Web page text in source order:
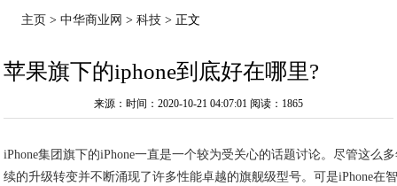
主页 >中华商业网 >科技 > 正文
苹果旗下的iphone到底好在哪里?
来源：时间：2020-10-21 04:07:01 阅读：1865
iPhone集团旗下的iPhone一直是一个较为受关心的话题讨论。尽管这么
续的升级转变并不断涌现了许多性能卓越的旗舰级型号。可是iPhone在